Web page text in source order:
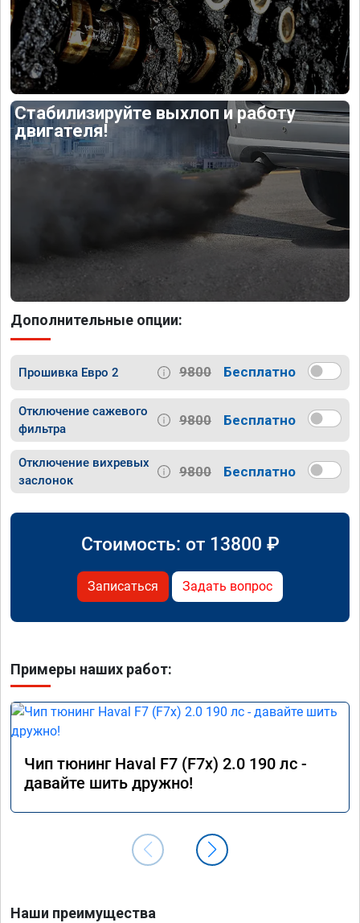
Стабилизируйте выхлоп и работу
двигателя!
Дополнительные опции:
Прошивка Евро 2 9800 Бесплатно
Отключение сажевого
фильтра
9800 Бесплатно
Отключение вихревых
заслонок
9800 Бесплатно
Стоимость: от 13800 ₽
Записаться Задать вопрос
Примеры наших работ:
Чип тюнинг Haval F7 (F7x) 2.0 190 лс -
давайте шить дружно!
Наши преимущества